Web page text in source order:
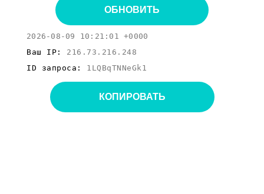
ОБНОВИТЬ
2026-08-09 10:21:01 +0000
Ваш IP: 216.73.216.248
ID запроса: 1LQBqTNNeGk1
КОПИРОВАТЬ